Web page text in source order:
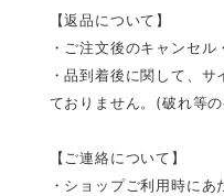
【返品について】
・ご注文後のキャンセル
・品到着後に関して、
ておりません。(破れ等
【ご連絡について】
・ショップご利用時に